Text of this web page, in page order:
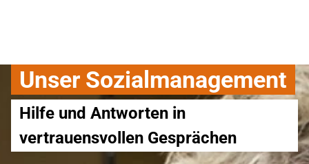
Unser Sozialmanagement
Hilfe und Antworten in
vertrauensvollen Gesprächen